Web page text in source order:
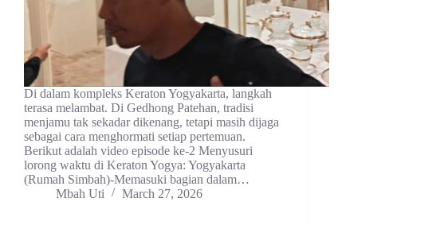
Di dalam kompleks Keraton Yogyakarta, langkah
terasa melambat. Di Gedhong Patehan, tradisi
menjamu tak sekadar dikenang, tetapi masih dijaga
sebagai cara menghormati setiap pertemuan.
Berikut adalah video episode ke-2 Menyusuri
lorong waktu di Keraton Yogya: Yogyakarta
(Rumah Simbah)-Memasuki bagian dalam…
Mbah Uti
March 27, 2026